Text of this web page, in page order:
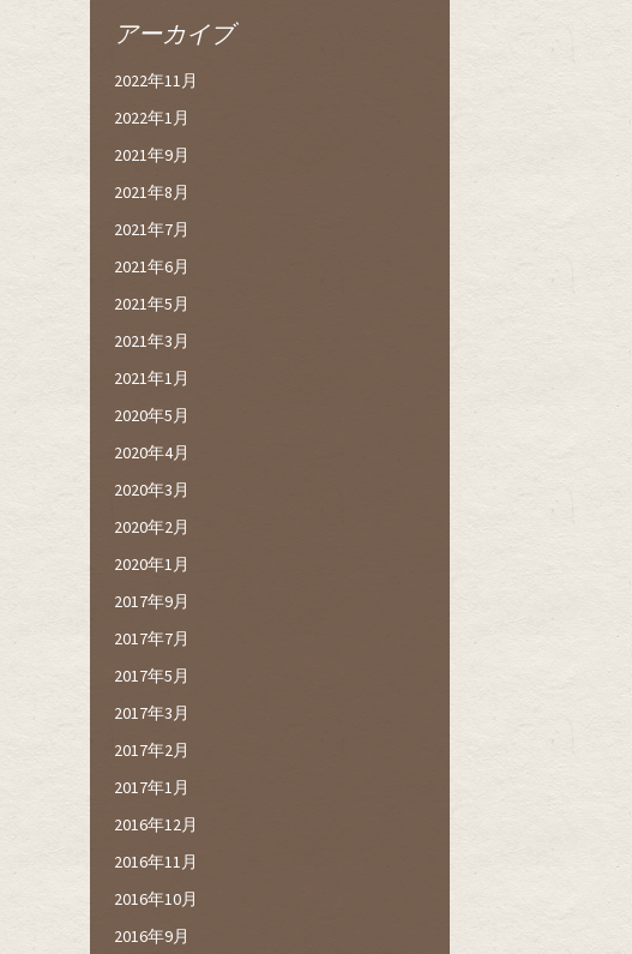
アーカイブ
2022年11月
2022年1月
2021年9月
2021年8月
2021年7月
2021年6月
2021年5月
2021年3月
2021年1月
2020年5月
2020年4月
2020年3月
2020年2月
2020年1月
2017年9月
2017年7月
2017年5月
2017年3月
2017年2月
2017年1月
2016年12月
2016年11月
2016年10月
2016年9月